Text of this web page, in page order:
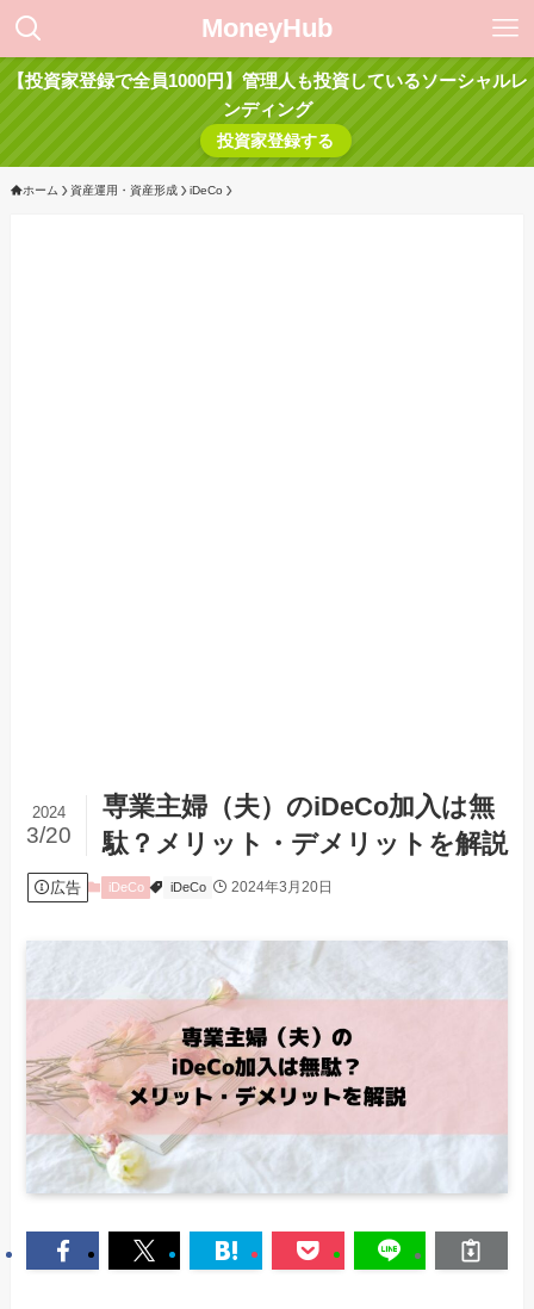
MoneyHub
【投資家登録で全員1000円】管理人も投資しているソーシャルレ
ンディング
投資家登録する
ホーム 資産運用・資産形成 iDeCo
専業主婦（夫）のiDeCo加入は無
駄？メリット・デメリットを解説
2024
3/20
広告 iDeCo iDeCo 2024年3月20日